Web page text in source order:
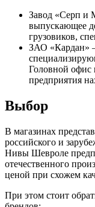
Завод «Серп и
выпускающее
грузовиков,
ЗАО «Кардан»
Головной офис
предприятия
Выбор
В магазинах
российского и
Нивы Шевроле
отечественного
ценой при схожем
При этом стоит